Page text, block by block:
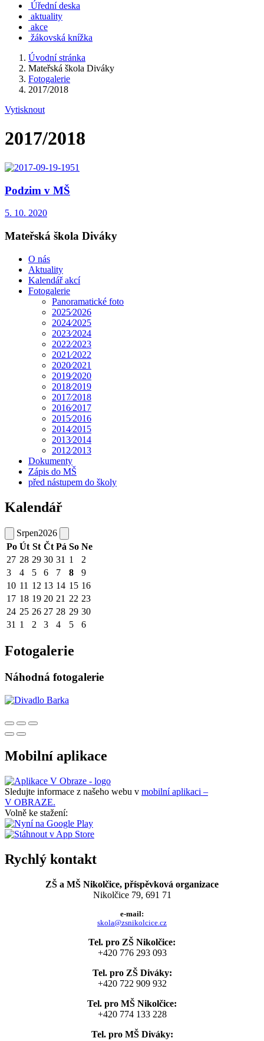
Úřední deska
aktuality
akce
žákovská knížka
Úvodní stránka
Mateřská škola Diváky
Fotogalerie
2017/2018
Vytisknout
2017/2018
Podzim v MŠ
5. 10. 2020
Mateřská škola Diváky
O nás
Aktuality
Kalendář akcí
Fotogalerie
Panoramatické foto
2025⁄2026
2024⁄2025
2023⁄2024
2022⁄2023
2021⁄2022
2020⁄2021
2019⁄2020
2018⁄2019
2017⁄2018
2016⁄2017
2015⁄2016
2014⁄2015
2013⁄2014
2012⁄2013
Dokumenty
Zápis do MŠ
před nástupem do školy
Kalendář
Srpen2026
Po Út St Čt Pá So Ne
27 28 29 30 31 1
2
3
4 5 6 7 8
9
10 11 12 13 14 15 16
17 18 19 20 21 22 23
24 25 26 27 28 29 30
31 1 2 3 4 5 6
Fotogalerie
Náhodná fotogalerie
Mobilní aplikace
Sledujte informace z našeho webu v mobilní aplikaci –
V OBRAZE.
Volně ke stažení:
Rychlý kontakt
ZŠ a MŠ Nikolčice, příspěvková organizace
Nikolčice 79, 691 71
e-mail:
skola@zsnikolcice.cz
Tel. pro ZŠ Nikolčice:
+420 776 293 093
Tel. pro ZŠ Diváky:
+420 722 909 932
Tel. pro MŠ Nikolčice:
+420 774 133 228
Tel. pro MŠ Diváky: